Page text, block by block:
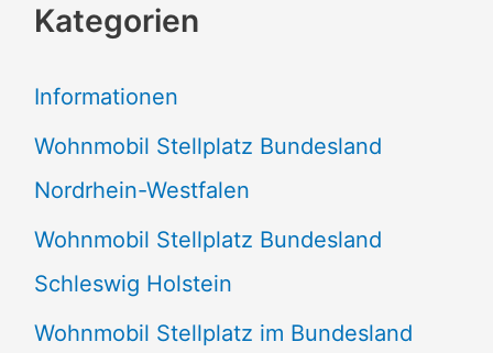
h
n
n
a
c
h
:
Kategorien
Informationen
Wohnmobil Stellplatz Bundesland
Nordrhein-Westfalen
Wohnmobil Stellplatz Bundesland
Schleswig Holstein
Wohnmobil Stellplatz im Bundesland